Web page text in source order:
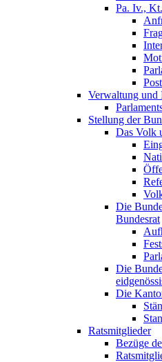
Pa. Iv.,
Verwaltung und
Stellung der
Das Volk
Die
Bundesrat
Die
Die
Ratsmitglieder
Bezüge